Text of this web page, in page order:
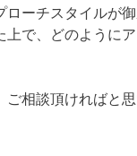
ーチスタイルが御
上で、どのように
相談頂ければと思